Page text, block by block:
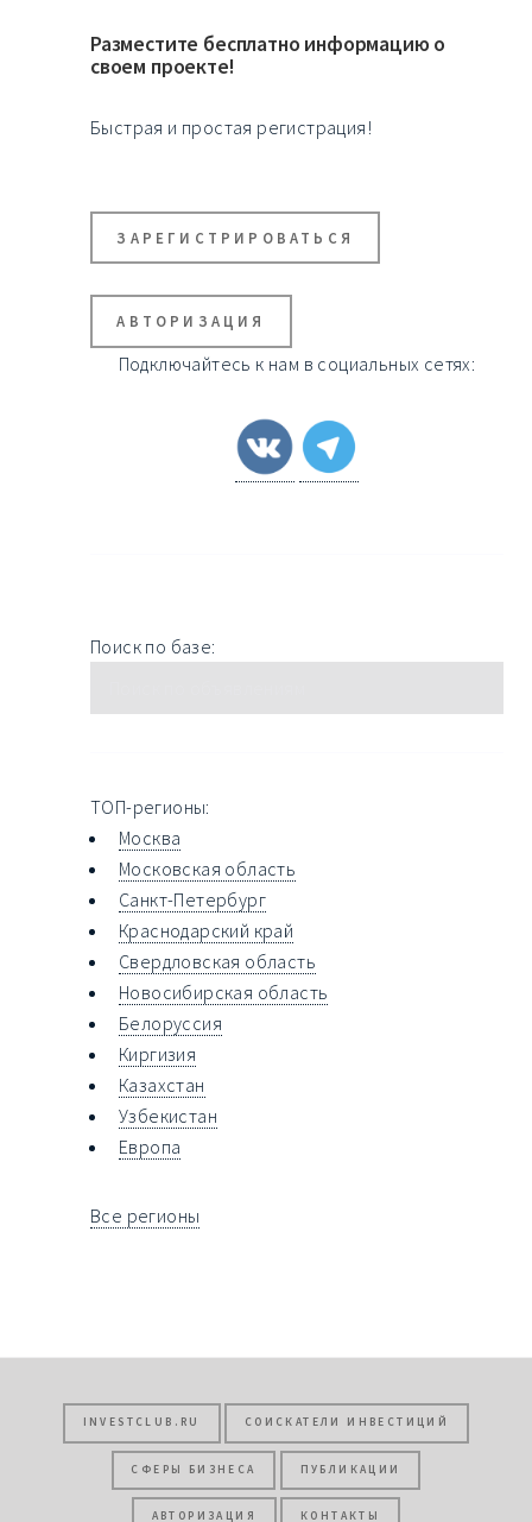
Разместите бесплатно информацию о
своем проекте!
Быстрая и простая регистрация!
ЗАРЕГИСТРИРОВАТЬСЯ
АВТОРИЗАЦИЯ
Подключайтесь к нам в социальных сетях:
Поиск по базе:
ТОП-регионы:
Москва
Московская область
Санкт-Петербург
Краснодарский край
Свердловская область
Новосибирская область
Белоруссия
Киргизия
Казахстан
Узбекистан
Европа
Все регионы
INVESTCLUB.RU СОИСКАТЕЛИ ИНВЕСТИЦИЙ
СФЕРЫ БИЗНЕСА ПУБЛИКАЦИИ
АВТОРИЗАЦИЯ КОНТАКТЫ